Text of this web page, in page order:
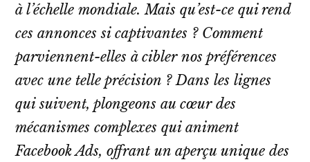
à l’échelle mondiale. Mais qu’est-ce qui rend
ces annonces si captivantes ? Comment
parviennent-elles à cibler nos préférences
avec une telle précision ? Dans les lignes
qui suivent, plongeons au cœur des
mécanismes complexes qui animent
Facebook Ads, offrant un aperçu unique des